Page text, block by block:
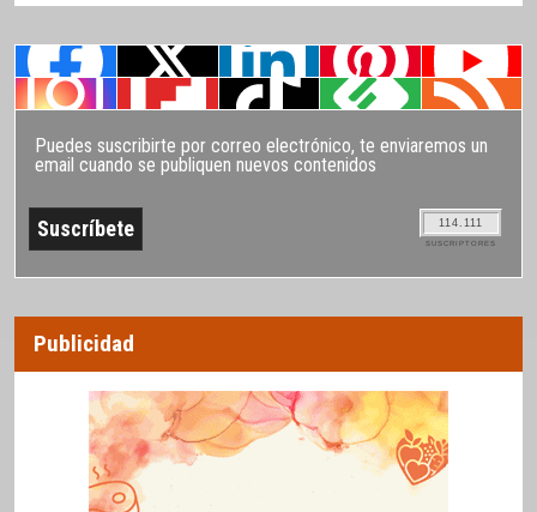
Puedes suscribirte por correo electrónico, te enviaremos un
email cuando se publiquen nuevos contenidos
114.111
SUSCRIPTORES
Publicidad